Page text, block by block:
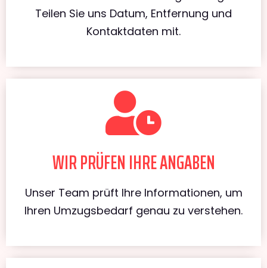
Teilen Sie uns Datum, Entfernung und
Kontaktdaten mit.
WIR PRÜFEN IHRE ANGABEN
Unser Team prüft Ihre Informationen, um
Ihren Umzugsbedarf genau zu verstehen.